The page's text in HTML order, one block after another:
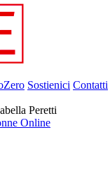
Sostienici Contatti
Peretti
Online